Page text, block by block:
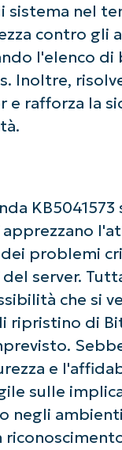
nel
contro gli
l'elenco
Inoltre,
rafforza la
KB5041573
problemi
server.
che si
ripristino di
e
sulle